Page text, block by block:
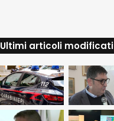
Ultimi articoli modificati